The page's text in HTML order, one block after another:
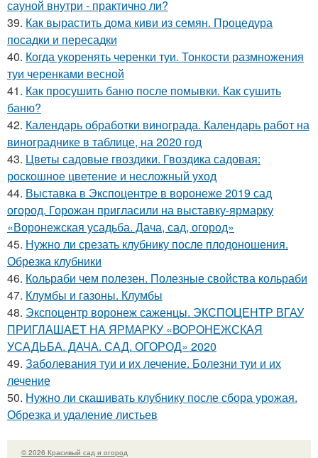
сауной внутри - практично ли?
39. Как вырастить дома киви из семян. Процедура
посадки и пересадки
40. Когда укоренять черенки туи. Тонкости размножения
туи черенками весной
41. Как просушить баню после помывки. Как сушить
баню?
42. Календарь обработки винограда. Календарь работ на
винограднике в таблице, на 2020 год
43. Цветы садовые гвоздики. Гвоздика садовая:
роскошное цветение и несложный уход
44. Выставка в Экспоцентре в воронеже 2019 сад
огород. Горожан пригласили на выставку-ярмарку
«Воронежская усадьба. Дача, сад, огород»
45. Нужно ли срезать клубнику после плодоношения.
Обрезка клубники
46. Кольраби чем полезен. Полезные свойства кольраби
47. Клумбы и газоны. Клумбы
48. Экспоцентр воронеж саженцы. ЭКСПОЦЕНТР ВГАУ
ПРИГЛАШАЕТ НА ЯРМАРКУ «ВОРОНЕЖСКАЯ
УСАДЬБА. ДАЧА. САД. ОГОРОД» 2020
49. Заболевания туи и их лечение. Болезни туи и их
лечение
50. Нужно ли скашивать клубнику после сбора урожая.
Обрезка и удаление листьев
© 2026 Красивый сад и огород